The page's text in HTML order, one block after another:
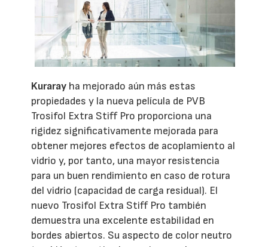
Kuraray ha mejorado aún más estas
propiedades y la nueva película de PVB
Trosifol Extra Stiff Pro proporciona una
rigidez significativamente mejorada para
obtener mejores efectos de acoplamiento al
vidrio y, por tanto, una mayor resistencia
para un buen rendimiento en caso de rotura
del vidrio (capacidad de carga residual). El
nuevo Trosifol Extra Stiff Pro también
demuestra una excelente estabilidad en
bordes abiertos. Su aspecto de color neutro